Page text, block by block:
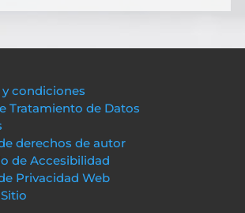
y condiciones
Tratamiento de Datos
derechos de autor
de Accesibilidad
Privacidad Web